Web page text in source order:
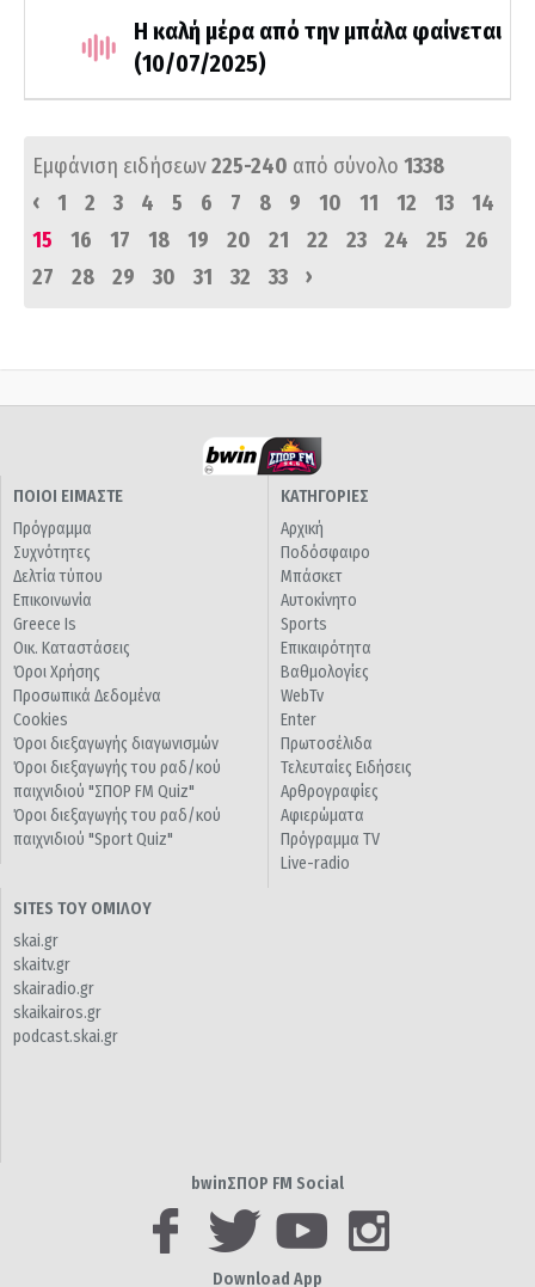
Η καλή μέρα από την μπάλα φαίνεται
(10/07/2025)
Εμφάνιση ειδήσεων225-240 από σύνολο 1338
‹
1 2 3 4 5 6 7 8 9 10 11 12 13
14
15
16 17 18 19 20 21 22 23 24 25
26
27
28 29 30 31 32 33 ›
ΠΟΙΟΙ ΕΙΜΑΣΤΕ
Πρόγραμμα
Συχνότητες
Δελτία τύπου
Επικοινωνία
Greece Is
Οικ. Καταστάσεις
Όροι Χρήσης
Προσωπικά Δεδομένα
Cookies
Όροι διεξαγωγής διαγωνισμών
Όροι διεξαγωγής του ραδ/κού
παιχνιδιού "ΣΠΟΡ FM Quiz"
Όροι διεξαγωγής του ραδ/κού
παιχνιδιού "Sport Quiz"
ΚΑΤΗΓΟΡΙΕΣ
Αρχική
Ποδόσφαιρο
Μπάσκετ
Αυτοκίνητο
Sports
Επικαιρότητα
Βαθμολογίες
WebTv
Enter
Πρωτοσέλιδα
Τελευταίες Ειδήσεις
Αρθρογραφίες
Αφιερώματα
Πρόγραμμα TV
Live-radio
SITES ΤΟΥ ΟΜΙΛΟΥ
skai.gr
skaitv.gr
skairadio.gr
skaikairos.gr
podcast.skai.gr
bwinΣΠΟΡ FM Social
Download App